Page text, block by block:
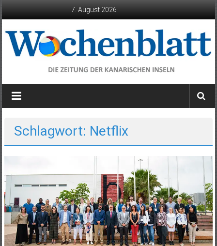
7. August 2026
Wochenblatt
die
Kanarischen
Inseln
Schlagwort: Netflix